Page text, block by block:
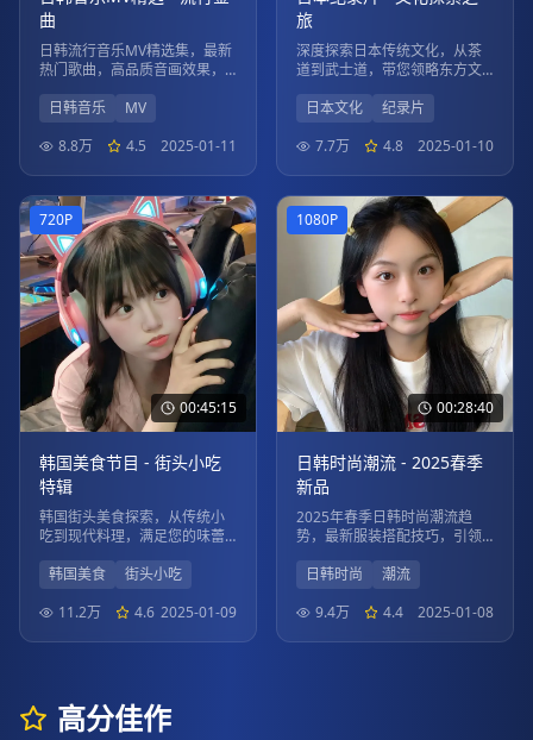
曲
日韩流行音乐MV精选集，最新
热门歌曲，高品质音画效果，
日韩音乐
MV
8.8万
4.5 2025-01-11
旅
深度探索日本传统文化，从茶
道到武士道，带您领略东方文
日本文化
纪录片
7.7万
4.8 2025-01-10
00:45:15
720P
韩国美食节目 - 街头小吃
特辑
韩国街头美食探索，从传统小
吃到现代料理，满足您的味蕾
韩国美食
街头小吃
11.2万
4.6 2025-01-09
00:28:40
1080P
日韩时尚潮流 - 2025春季
新品
2025年春季日韩时尚潮流趋
势，最新服装搭配技巧，引领
日韩时尚
潮流
9.4万
4.4 2025-01-08
高分佳作